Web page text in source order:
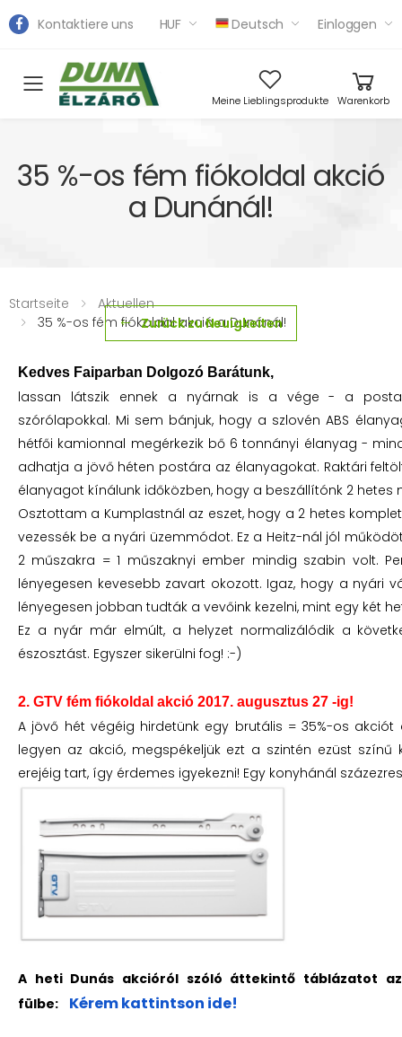
Kontaktiere uns HUF Deutsch Einloggen
Toggle mobile menu
Meine Lieblingsprodukte Warenkorb
35 %-os fém fiókoldal akció
a Dunánál!
Startseite
Aktuellen
35 %-os fém fiókoldal akció a Dunánál!
Zurück zu Neuigkeiten
Kedves Faiparban Dolgozó Barátunk,
lassan látszik ennek a nyárnak is a vége - a
szórólapokkal. Mi sem bánjuk, hogy a szlovén ABS
hétfői kamionnal megérkezik bő 6 tonnányi élanyag -
adhatja a jövő héten postára az élanyagokat. Raktári
élanyagot kínálunk időközben, hogy a beszállítónk 2
Osztottam a Kumplastnál az eszet, hogy a 2 hetes
vezessék be a nyári üzemmódot. Ez a Heitz-nál jól
2 műszakra = 1 műszaknyi ember mindig szabin volt.
lényegesen kevesebb zavart okozott. Igaz, hogy a nyári
lényegesen jobban tudták a vevőink kezelni, mint egy két
Ez a nyár már elmúlt, a helyzet normalizálódik a
észosztást. Egyszer sikerülni fog! :-)
2. GTV fém fiókoldal akció 2017. augusztus 27 -ig!
A jövő hét végéig hirdetünk egy brutális = 35%-os akciót
legyen az akció, megspékeljük ezt a szintén ezüst
erejéig tart, így érdemes igyekezni! Egy konyhánál
A heti Dunás akcióról szóló áttekintő táblázatot
fülbe:
Kérem kattintson ide!